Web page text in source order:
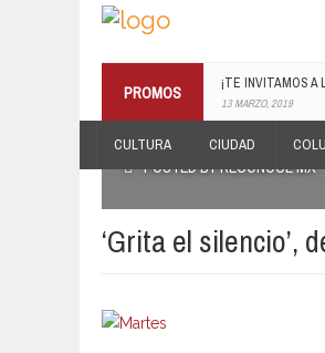
PROMOS ¡TE INVITAMOS A
13 MARZO, 2019
RECONOCE MX
CULTURA CIUDAD
POSTED BY RECONOCE MX
‘Grita el silencio’,